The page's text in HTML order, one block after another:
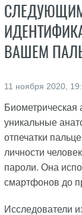
ВАШЕМ
11 ноября 2020,
Биометрическая
уникальные
отпечатки
личности
пароли. Она
смартфонов до
Исследователи